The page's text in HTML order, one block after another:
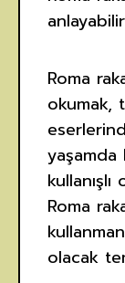
Roma
okumak,
yaşamda
Roma
olacak